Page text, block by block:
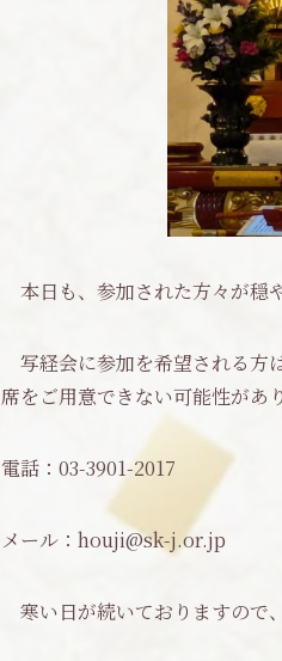
本日も、参加された方々が穏
写経会に参加を希望される方
席をご用意できない可能性があ
電話：03-3901-2017
メール：houji@sk-j.or.jp
寒い日が続いておりますので